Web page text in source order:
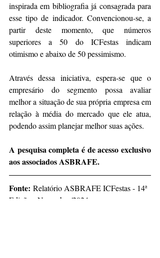
inspirada em bibliografia já consagrada para
esse tipo de indicador. Convencionou-se, a
partir deste momento, que números
superiores a 50 do ICFestas indicam
otimismo e abaixo de 50 pessimismo.
Através dessa iniciativa, espera-se que o
empresário do segmento possa avaliar
melhor a situação de sua própria empresa em
relação à média do mercado que ele atua,
podendo assim planejar melhor suas ações.
A pesquisa completa é de acesso exclusivo
aos associados ASBRAFE.
Fonte: Relatório ASBRAFE ICFestas - 14ª
Edição - Novembro/2024